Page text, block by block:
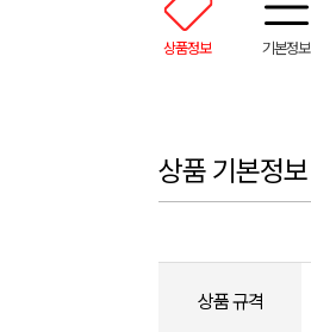
상품정보 기본정보
상품 기본정보
상품 규격